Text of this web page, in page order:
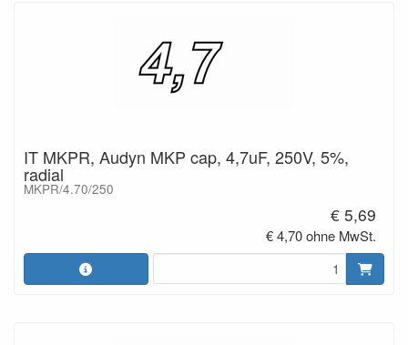
IT MKPR, Audyn MKP cap, 4,7uF, 250V, 5%,
radial
MKPR/4.70/250
€ 5,69
€ 4,70 ohne MwSt.